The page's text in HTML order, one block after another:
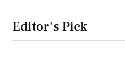
Editor's Pick